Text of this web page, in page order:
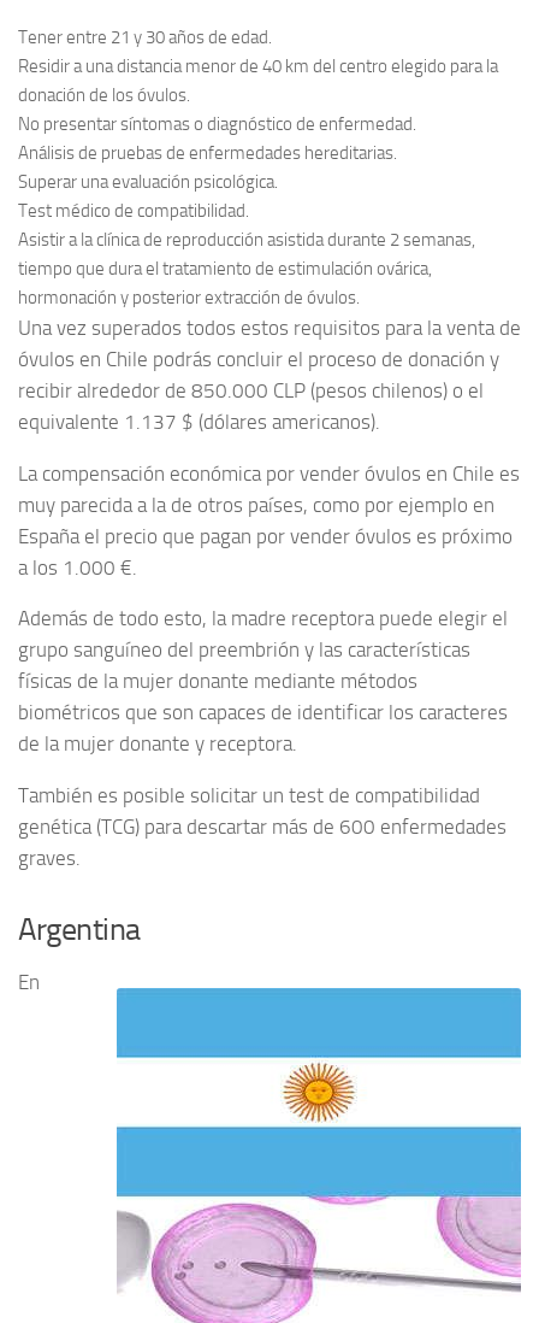
Tener entre 21 y 30 años de edad.
Residir a una distancia menor de 40 km del centro elegido para la
donación de los óvulos.
No presentar síntomas o diagnóstico de enfermedad.
Análisis de pruebas de enfermedades hereditarias.
Superar una evaluación psicológica.
Test médico de compatibilidad.
Asistir a la clínica de reproducción asistida durante 2 semanas,
tiempo que dura el tratamiento de estimulación ovárica,
hormonación y posterior extracción de óvulos.
Una vez superados todos estos requisitos para la venta de
óvulos en Chile podrás concluir el proceso de donación y
recibir alrededor de 850.000 CLP (pesos chilenos) o el
equivalente 1.137 $ (dólares americanos).
La compensación económica por vender óvulos en Chile es
muy parecida a la de otros países, como por ejemplo en
España el precio que pagan por vender óvulos es próximo
a los 1.000 €.
Además de todo esto, la madre receptora puede elegir el
grupo sanguíneo del preembrión y las características
físicas de la mujer donante mediante métodos
biométricos que son capaces de identificar los caracteres
de la mujer donante y receptora.
También es posible solicitar un test de compatibilidad
genética (TCG) para descartar más de 600 enfermedades
graves.
Argentina
En